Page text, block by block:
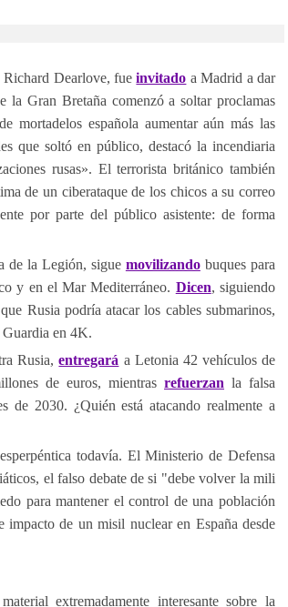
Richard Dearlove, fueinvitado a Madrid a dar
Gran Bretaña comenzó a soltar proclamas
mortadelos española aumentar aún más las
que soltó en público, destacó la incendiaria
rusas». El terrorista británico también
de un ciberataque de los chicos a su correo
por parte del público asistente: de forma
de la Legión, sigue movilizandobuques para
y en el Mar Mediterráneo. Dicen, siguiendo
Rusia podría atacar los cables submarinos,
Guardia en 4K.
Rusia,entregará a Letonia 42 vehículos de
de euros, mientras refuerzan la falsa
de 2030. ¿Quién está atacando realmente a
todavía. El Ministerio de Defensa
el falso debate de si "debe volver la mili
para mantener el control de una población
de un misil nuclear en España desde
extremadamente interesante sobre la